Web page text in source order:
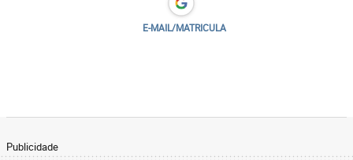
E-MAIL/MATRICULA
Publicidade